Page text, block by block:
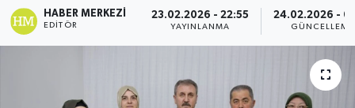
HABER MERKEZI
EDITÖR
23.02.2026 - 22:55
YAYINLANMA
24.02.2026 -
GÜNCELLEME
Spor
Turizm
Son Dakika Haberleri
Haber Arşivi